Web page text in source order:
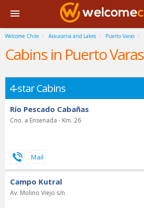
Welcome Chile Araucania and Lakes Puerto Varas
Cabins in Puerto Varas
4-star Cabins
Río Pescado Cabañas
Cno. a Ensenada - Km. 26
Campo Kutral
Av. Molino Viejo s/n